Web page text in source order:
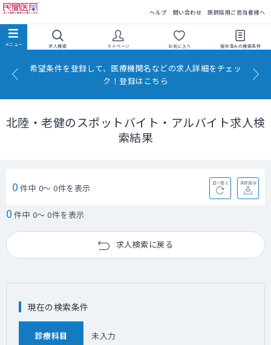
ヘルプ 問い合わせ 医師採用ご担当者様へ
求人検索 マイページ お気に入り 保存済みの検索条件
希望条件を登録して、医療機関名などの求人詳細をチェッ
ク！登録はこちら
北陸・老健のスポットバイト・アルバイト求人検
索結果
0 件中 0～ 0件を表示 並べ替え 条件保存
0 件中 0～ 0件を表示
求人検索に戻る
現在の検索条件
診療科目 未入力